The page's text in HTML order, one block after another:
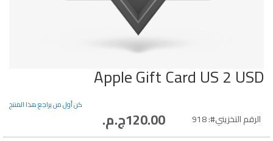
Apple Gift Card US 2 USD
كن أول من يراجع هذا المنتج
120.00ج.م.‏ الرقم التخزيني 918
تخطي
إلى
الصور